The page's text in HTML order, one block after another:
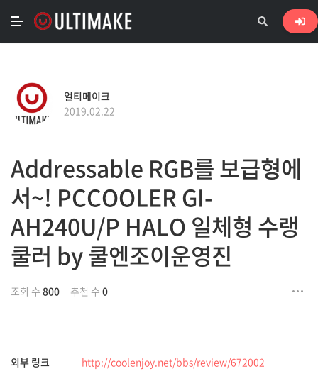
얼티메이크
2019.02.22
Addressable RGB를 보급형에
서~! PCCOOLER GI-
AH240U/P HALO 일체형 수랭
쿨러 by 쿨엔조이운영진
조회 수 800 추천 수 0
외부 링크 http://coolenjoy.net/bbs/review/672002